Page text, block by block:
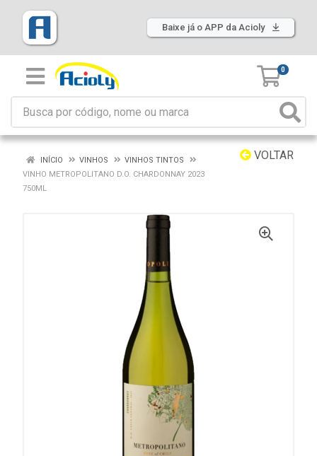
Baixe já o APP da Acioly
0
VOLTAR
INÍCIO VINHOS
VINHOS TINTOS
VINHO METROPOLITANO D.O. CHARDONNAY 2023
750ML